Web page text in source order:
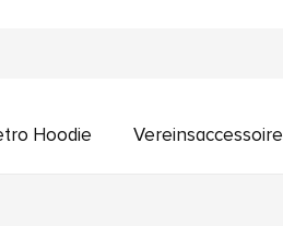
Hoodie